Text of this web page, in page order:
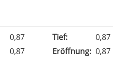
0,87 Tief:
0,87
0,87 Eröffnung: 0,87